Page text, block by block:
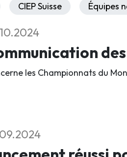
CIEP Suisse Équipes
les Championnats du